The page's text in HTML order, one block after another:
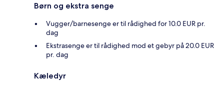
Børn og ekstra senge
Vugger/barnesenge er til rådighed for 10.0 EUR pr.
dag
Ekstrasenge er til rådighed mod et gebyr på 20.0 EUR
pr. dag
Kæledyr